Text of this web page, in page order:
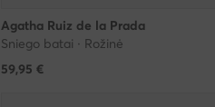
Agatha Ruiz de la Prada
Sniego batai · Rožinė
59,95 €